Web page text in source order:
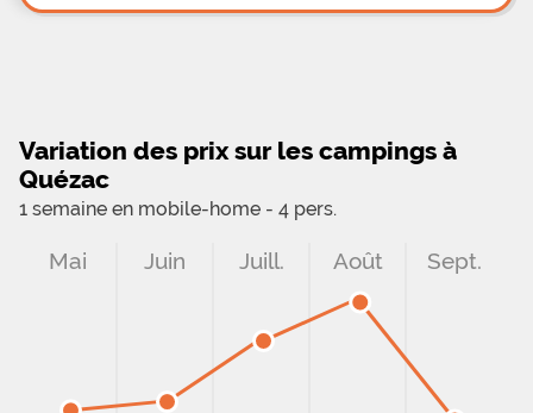
Variation des prix sur les campings à
Quézac
1 semaine en mobile-home - 4 pers.
Mai Juin Juill. Août Sept.